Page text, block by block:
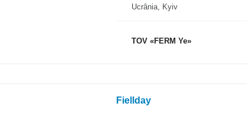
Ucrânia, Kyiv
TOV «FERM Ye»
Fiellday